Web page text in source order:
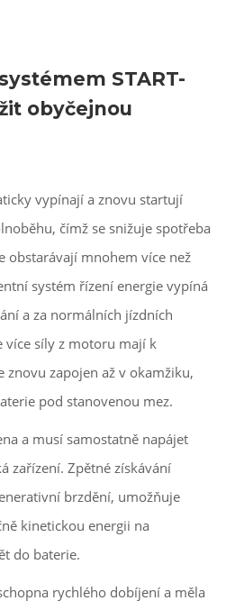
START-
obyčejnou
vypínají a znovu startují
čímž se snižuje spotřeba
obstarávají mnohem více než
systém řízení energie vypíná
a za normálních jízdních
více síly z motoru mají k
zapojen až v okamžiku,
pod stanovenou mez.
a musí samostatně napájet
zařízení. Zpětné získávání
brzdění, umožňuje
kinetickou energii na
do baterie.
rychlého dobíjení a měla